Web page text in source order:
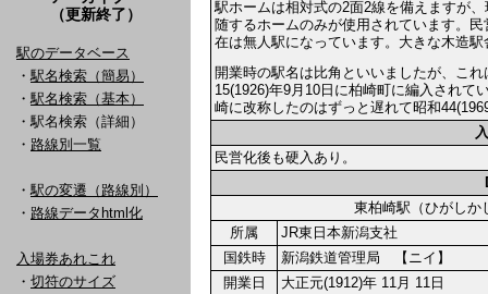
（更新終了）
駅のデータベース
・ 駅名検索（簡易）
・ 駅名検索（基本）
・駅名検索（詳細）
・ 路線別一覧
・ 駅の変遷（路線別）
・ 路線データhtml化
入場券あれこれ
・ 切符のサイズ
駅ホームは相対式の2面2線を備えますが
随するホームのみが使用されています。
在は無人駅になっています。大きな木造
開業時の駅名は比角といいましたが、こ
15(1926)年9月10日に柏崎町に編入されて
崎に改称したのはずっと遅れて昭和
民営化後も硬入あり。
東柏崎駅（ひがし
所属
JR東日本新潟支社
国鉄時
新潟鉄道管理局 【ニイ】
開業日
大正元(1912)年 11月 11日